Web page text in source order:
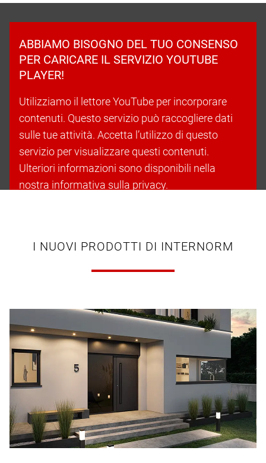
ABBIAMO BISOGNO DEL TUO CONSENSO
PER CARICARE IL SERVIZIO YOUTUBE
PLAYER!
Utilizziamo il lettore YouTube per incorporare
contenuti. Questo servizio può raccogliere dati
sulle tue attività. Accetta l’utilizzo di questo
servizio per visualizzare questi contenuti.
Ulteriori informazioni sono disponibili nella
nostra informativa sulla privacy.
I NUOVI PRODOTTI DI INTERNORM